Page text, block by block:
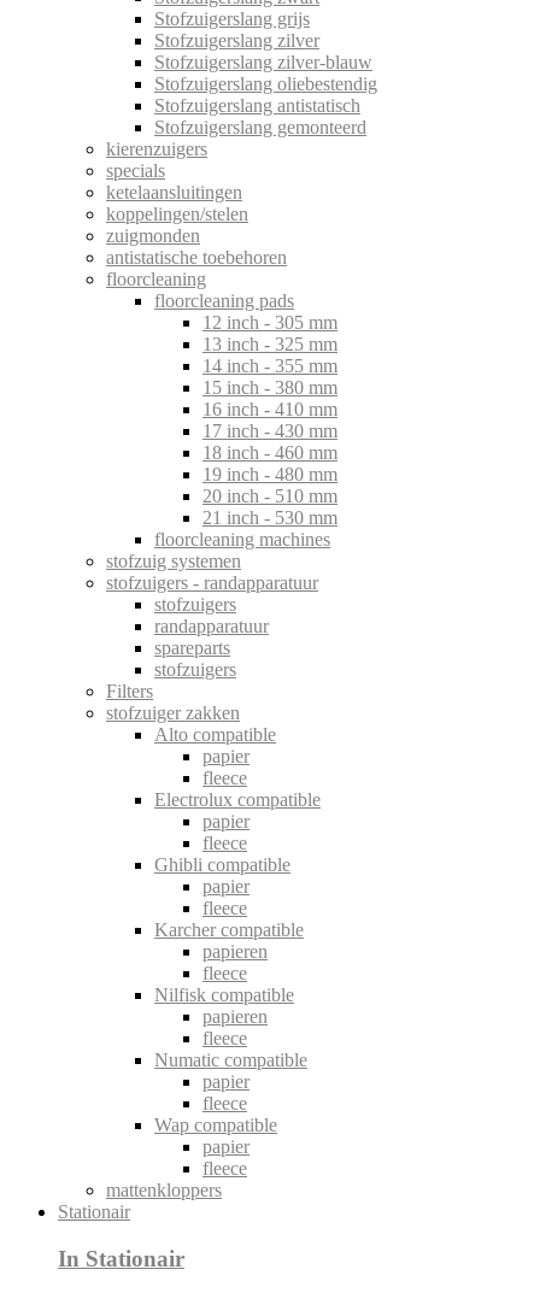
Stofzuigerslang grijs
Stofzuigerslang zilver
Stofzuigerslang zilver-blauw
Stofzuigerslang oliebestendig
Stofzuigerslang antistatisch
Stofzuigerslang gemonteerd
kierenzuigers
specials
ketelaansluitingen
koppelingen/stelen
zuigmonden
antistatische toebehoren
floorcleaning
floorcleaning pads
12 inch - 305 mm
13 inch - 325 mm
14 inch - 355 mm
15 inch - 380 mm
16 inch - 410 mm
17 inch - 430 mm
18 inch - 460 mm
19 inch - 480 mm
20 inch - 510 mm
21 inch - 530 mm
floorcleaning machines
stofzuig systemen
stofzuigers - randapparatuur
stofzuigers
randapparatuur
spareparts
stofzuigers
Filters
stofzuiger zakken
Alto compatible
papier
fleece
Electrolux compatible
papier
fleece
Ghibli compatible
papier
fleece
Karcher compatible
papieren
fleece
Nilfisk compatible
papieren
fleece
Numatic compatible
papier
fleece
Wap compatible
papier
fleece
mattenkloppers
Stationair
In Stationair